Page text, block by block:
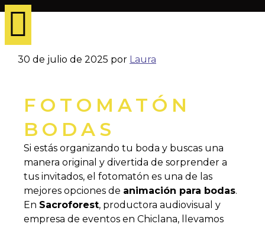
30 de julio de 2025 por Laura
FOTOMATÓN
BODAS
Si estás organizando tu boda y buscas una
manera original y divertida de sorprender a
tus invitados, el fotomatón es una de las
mejores opciones de animación para bodas.
En Sacroforest, productora audiovisual y
empresa de eventos en Chiclana, llevamos